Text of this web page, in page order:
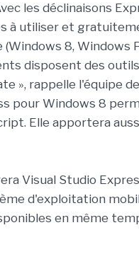
les déclinaisons
à utiliser et
8, Windows
disposent des
», rappelle l'équipe
pour Windows 8
Elle apportera
Visual Studio
d'exploitation
en même